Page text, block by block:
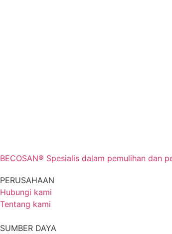
BECOSAN® Spesialis dalam pemulihan dan
PERUSAHAAN
Hubungi kami
Tentang kami
SUMBER DAYA